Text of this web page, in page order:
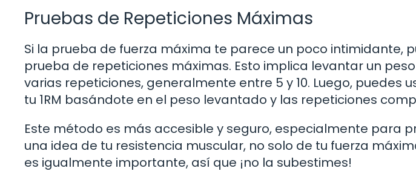
Pruebas de Repeticiones Máximas
Si la prueba de fuerza máxima te parece un poco intimidante,
prueba de repeticiones máximas. Esto implica levantar un
varias repeticiones, generalmente entre 5 y 10. Luego, puedes
tu 1RM basándote en el peso levantado y las repeticiones
Este método es más accesible y seguro, especialmente para
una idea de tu resistencia muscular, no solo de tu fuerza
es igualmente importante, así que ¡no la subestimes!